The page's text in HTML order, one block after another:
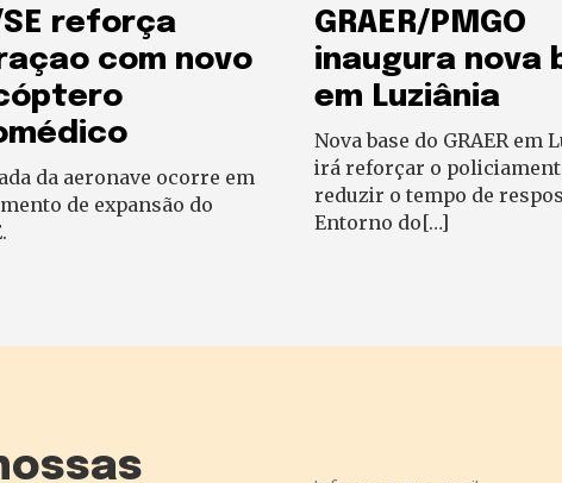
SE reforça
com novo
da aeronave ocorre em
de expansão do
GRAER/PMGO
inaugura nova
em Luziânia
Nova base do GRAER em
irá reforçar o
reduzir o tempo de
Entorno do[…]